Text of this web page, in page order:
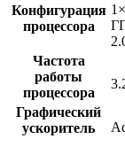
Конфигурация
процессора
Частота
работы
процессора
Графический
ускоритель